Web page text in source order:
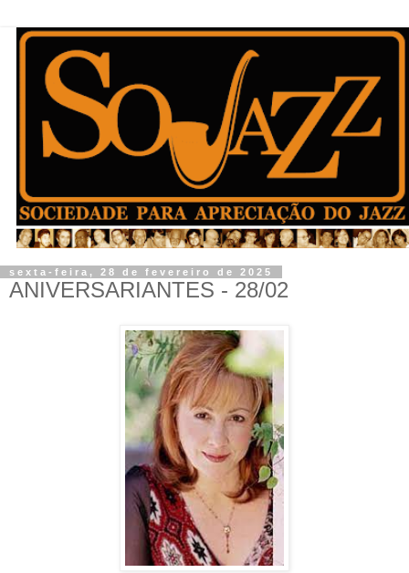
sexta-feira, 28 de fevereiro de 2025
ANIVERSARIANTES - 28/02